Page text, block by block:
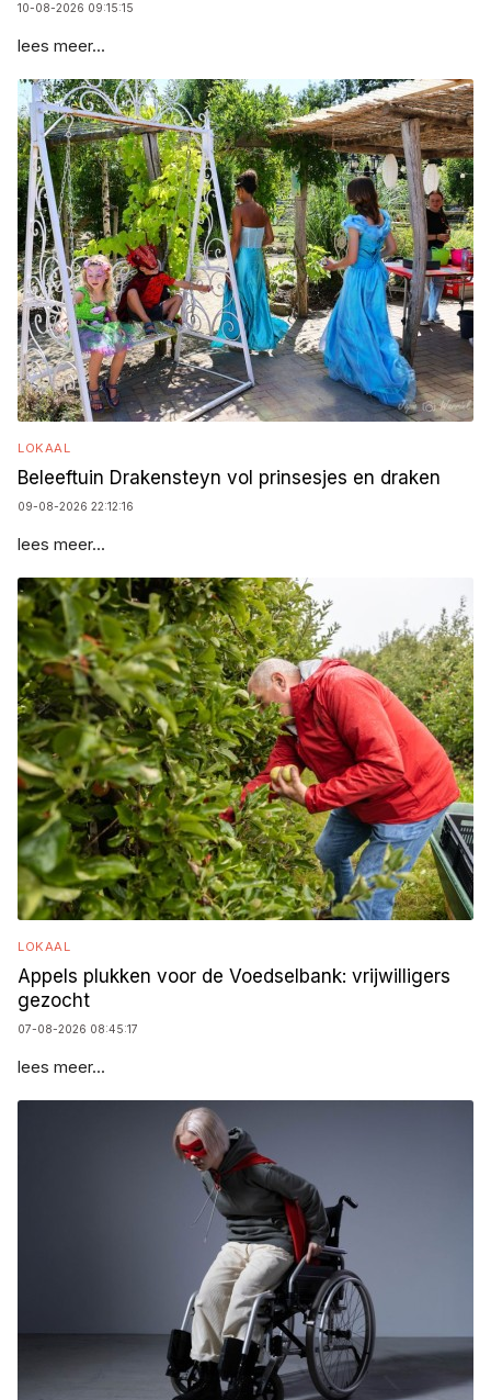
10-08-2026 09:15:15
lees meer...
LOKAAL
Beleeftuin Drakensteyn vol prinsesjes en draken
09-08-2026 22:12:16
lees meer...
LOKAAL
Appels plukken voor de Voedselbank: vrijwilligers
gezocht
07-08-2026 08:45:17
lees meer...